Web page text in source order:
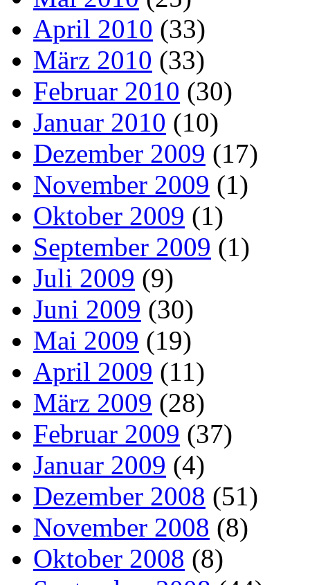
April 2010 (33)
März 2010 (33)
Februar 2010 (30)
Januar 2010 (10)
Dezember 2009 (17)
November 2009 (1)
Oktober 2009 (1)
September 2009 (1)
Juli 2009 (9)
Juni 2009 (30)
Mai 2009 (19)
April 2009 (11)
März 2009 (28)
Februar 2009 (37)
Januar 2009 (4)
Dezember 2008 (51)
November 2008 (8)
Oktober 2008 (8)